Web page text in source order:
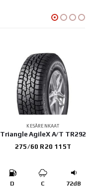
KESÄRENKAAT
Triangle AgileX A/T TR292
275/60 R20 115T
D C 72dB